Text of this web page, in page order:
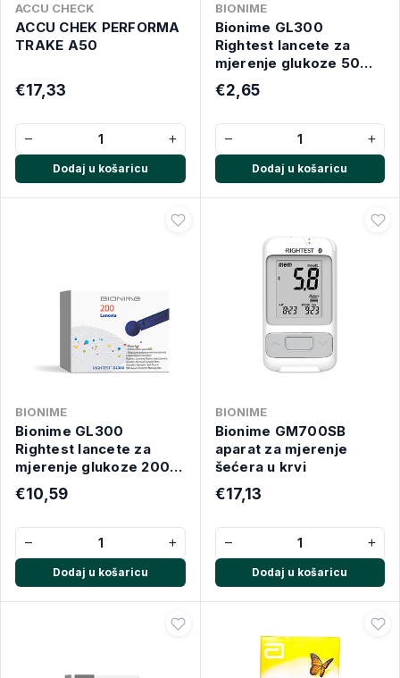
ACCU CHECK
ACCU CHEK PERFORMA
TRAKE A50
€17,33
− +
Dodaj u košaricu
BIONIME
Bionime GL300
Rightest lancete za
mjerenje glukoze 50
komada
€2,65
− +
Dodaj u košaricu
BIONIME
Bionime GL300
Rightest lancete za
mjerenje glukoze 200
komada
€10,59
− +
Dodaj u košaricu
BIONIME
Bionime GM700SB
aparat za mjerenje
šećera u krvi
€17,13
− +
Dodaj u košaricu